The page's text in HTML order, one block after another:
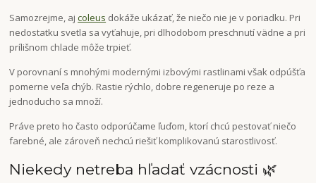
Samozrejme, ajcoleus dokáže ukázať, že niečo nie je v poriadku. Pri
nedostatku svetla sa vyťahuje, pri dlhodobom preschnutí vädne a pri
prílišnom chlade môže trpieť.
V porovnaní s mnohými modernými izbovými rastlinami však odpúšťa
pomerne veľa chýb. Rastie rýchlo, dobre regeneruje po reze a
jednoducho sa množí.
Práve preto ho často odporúčame ľuďom, ktorí chcú pestovať niečo
farebné, ale zároveň nechcú riešiť komplikovanú starostlivosť.
Niekedy netreba hľadať vzácnosti 🌿